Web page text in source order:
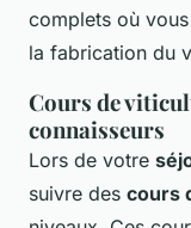
complets où
la fabrication du
Cours de
connaisseurs
Lors de votre
suivre des cours